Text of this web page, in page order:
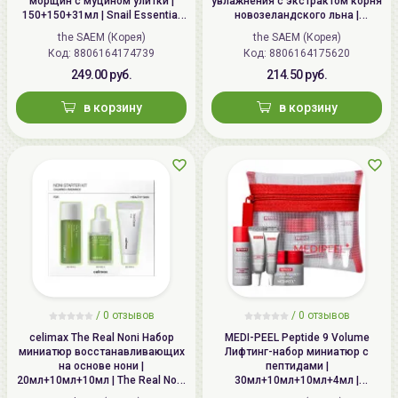
PETITFEE Тканевая маска для лица, с
аминокислотами шелка | 25г | Silk Amino Serum Mask
Пробники:
ATOPALM MLE Крем для лица и тела,
the SAEM CELL RENEW BIO Пилинг-скатка для
кожи лица
Серия / Выпуск:
Март 2021 No.6 *ограниченное
количество в выпуске.
150+150+31мл | Snail Essential
EX Wrinkle Solution Skin Care 2
Set
the SAEM (Корея)
Код: 8806164174739
249.00 руб.
в корзину
новозеландского льна |
150мл+130мл+50мл+31мл+31мл
| Urban Eco Harakeke Deep
Moisture Skin Care 3 Set
the SAEM (Корея)
Код: 8806164175620
214.50 руб.
в корзину
/ 0 отзывов
celimax The Real Noni Набор
миниатюр восстанавливающих
на основе нони |
20мл+10мл+10мл | The Real Noni
Starter Kit
/ 0 отзывов
MEDI-PEEL Peptide 9 Volume
Лифтинг-набор миниатюр с
пептидами |
30мл+10мл+10мл+4мл |
MEDIPEEL Peptide 9 Volume BIO